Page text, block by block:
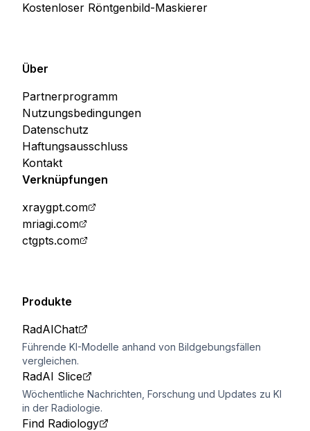
Kostenloser Röntgenbild-Maskierer
Über
Partnerprogramm
Nutzungsbedingungen
Datenschutz
Haftungsausschluss
Kontakt
Verknüpfungen
xraygpt.com
mriagi.com
ctgpts.com
Produkte
RadAIChat
Führende KI-Modelle anhand von Bildgebungsfällen
vergleichen.
RadAI Slice
Wöchentliche Nachrichten, Forschung und Updates zu KI
in der Radiologie.
Find Radiology